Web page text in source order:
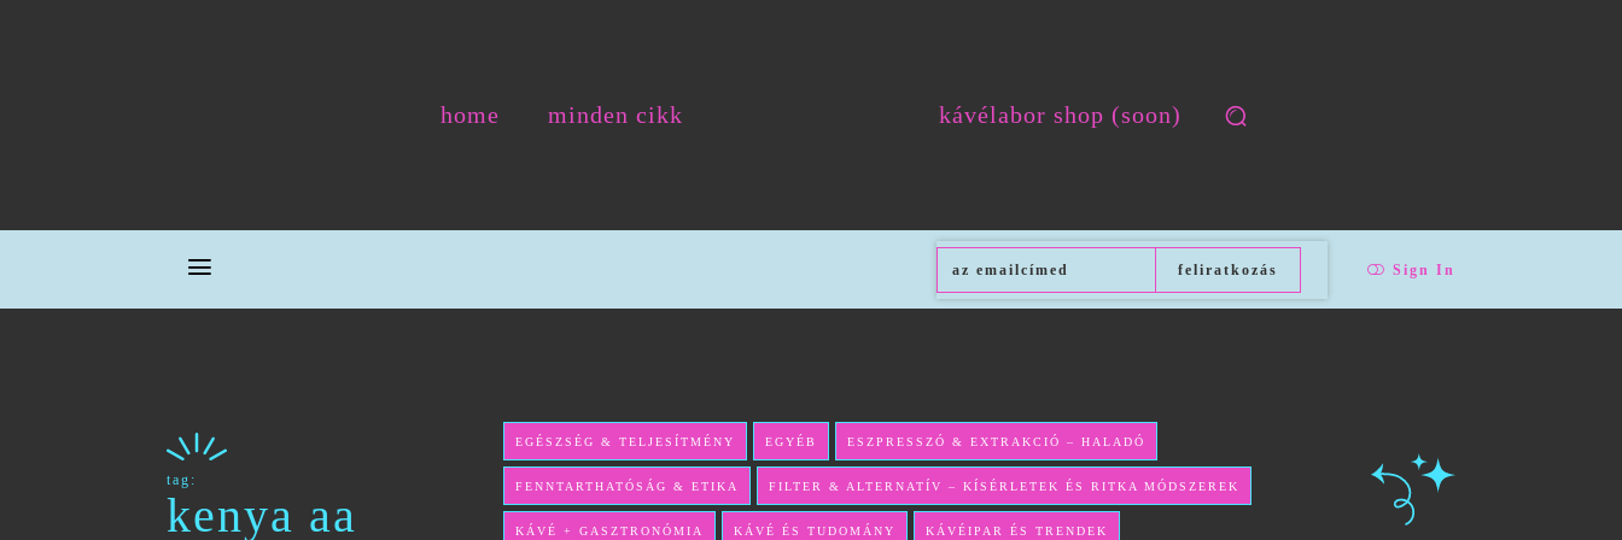
home minden cikk kávélabor shop (soon)
feliratkozás Sign In
tag:
kenya aa
EGÉSZSÉG & TELJESÍTMÉNY EGYÉB ESZPRESSZÓ & EXTRAKCIÓ – HALADÓ
FENNTARTHATÓSÁG & ETIKA FILTER & ALTERNATÍV – KÍSÉRLETEK ÉS RITKA MÓDSZEREK
KÁVÉ + GASZTRONÓMIA KÁVÉ ÉS TUDOMÁNY KÁVÉIPAR ÉS TRENDEK